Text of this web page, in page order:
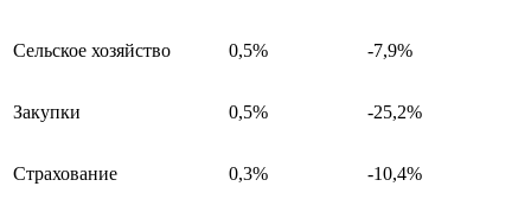
Сельское хозяйство 0,5% -7,9%
Закупки 0,5% -25,2%
Страхование 0,3% -10,4%